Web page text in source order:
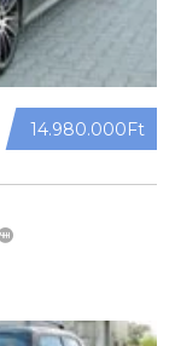
14.980.000Ft